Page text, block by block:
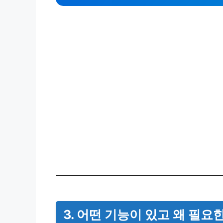
3. 어떤 기능이 있고 왜 필요